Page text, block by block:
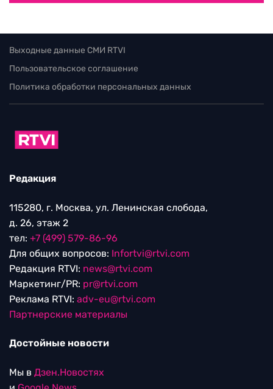
Выходные данные СМИ RTVI
Пользовательское соглашение
Политика обработки персональных данных
Редакция
115280, г. Москва, ул. Ленинская слобода,
д. 26, этаж 2
тел: +7 (499) 579-86-96
Для общих вопросов: Infortvi@rtvi.com
Редакция RTVI: news@rtvi.com
Маркетинг/PR: pr@rtvi.com
Реклама RTVI: adv-eu@rtvi.com
Партнерские материалы
Достойные новости
Мы в Дзен.Новостях